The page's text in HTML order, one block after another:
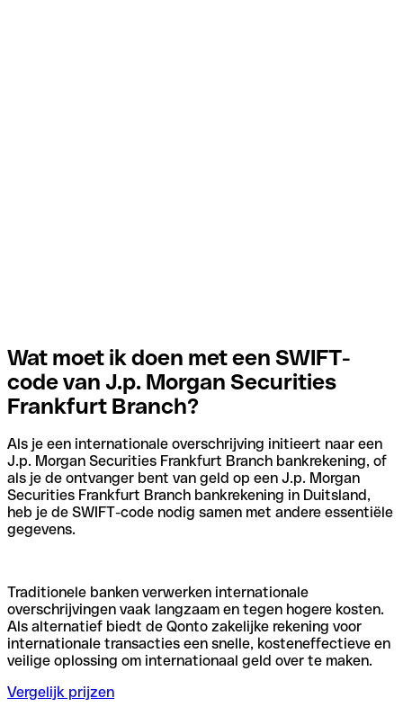
Wat moet ik doen met een SWIFT-
code van J.p. Morgan Securities
Frankfurt Branch?
Als je een internationale overschrijving initieert naar een
J.p. Morgan Securities Frankfurt Branch bankrekening, of
als je de ontvanger bent van geld op een J.p. Morgan
Securities Frankfurt Branch bankrekening in Duitsland,
heb je de SWIFT-code nodig samen met andere essentiële
gegevens.
Traditionele banken verwerken internationale
overschrijvingen vaak langzaam en tegen hogere kosten.
Als alternatief biedt de Qonto zakelijke rekening voor
internationale transacties een snelle, kosteneffectieve en
veilige oplossing om internationaal geld over te maken.
Vergelijk prijzen